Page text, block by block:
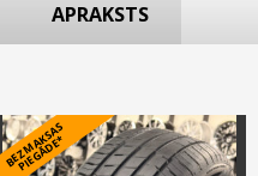
APRAKSTS
B
E
Z
M
A
K
S
A
S
PI
E
G
Ā
D
E
*